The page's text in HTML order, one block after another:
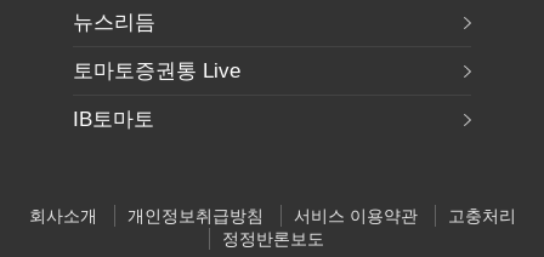
뉴스리듬
토마토증권통 Live
IB토마토
회사소개 개인정보취급방침 서비스 이용약관
고충처리
정정반론보도